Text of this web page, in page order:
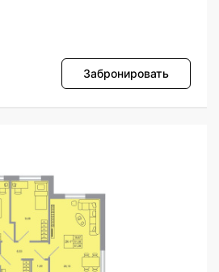
Забронировать